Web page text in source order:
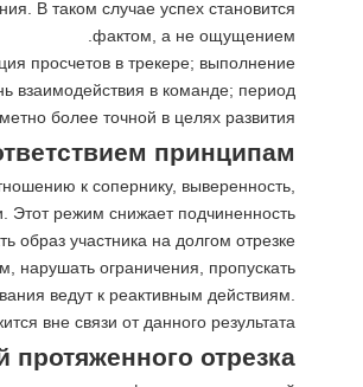
В таком случае успех становится
фактом, а не ощущением.
просчетов в трекере; выполнение
взаимодействия в команде; период
более точной в целях развития.
принципам
к сопернику, выверенность,
Этот режим снижает подчиненность
образ участника на долгом отрезке.
нарушать ограничения, пропускать
ведут к реактивным действиям.
вне связи от данного результата.
отрезка